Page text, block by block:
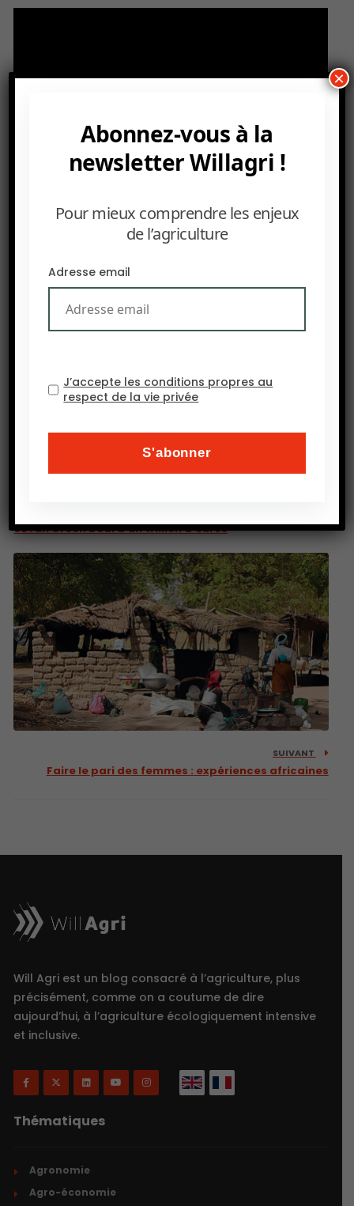
UE : un Green Deal d’un trillion d’euros
SUIVANT
Faire le pari des femmes : expériences africaines
Will Agri est un blog consacré à l’agriculture, plus
précisément, comme on a coutume de dire
aujourd’hui, à l’agriculture écologiquement intensive
et inclusive.
Thématiques
Agronomie
Agro-économie
Abonnez-vous à la
newsletter Willagri !
Pour mieux comprendre les enjeux
de l’agriculture
Adresse email
J’accepte les conditions propres au
respect de la vie privée
×